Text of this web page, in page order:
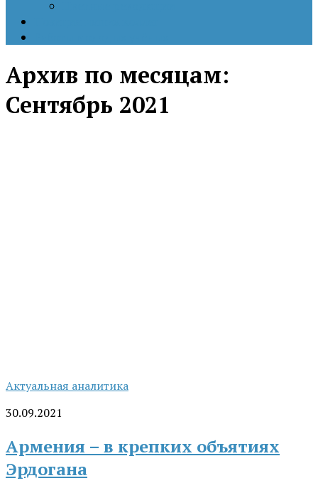
Архив по месяцам:
Сентябрь 2021
Актуальная аналитика
30.09.2021
Армения – в крепких объятиях
Эрдогана